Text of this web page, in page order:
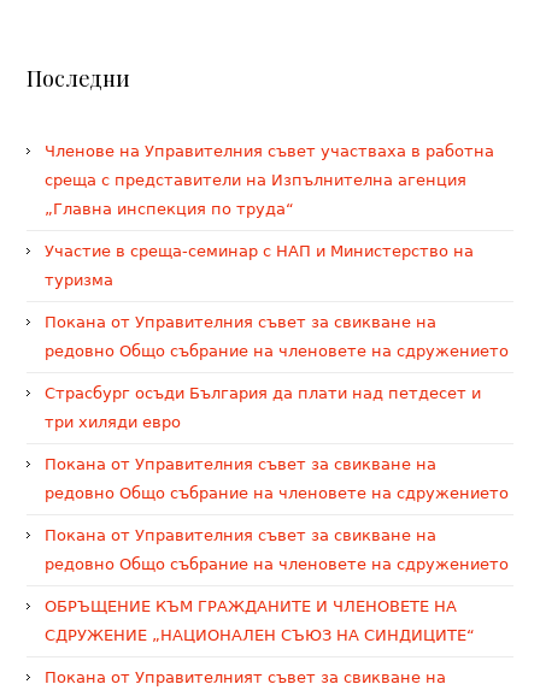
Последни
Членове на Управителния съвет участваха в работна
среща с представители на Изпълнителна агенция
„Главна инспекция по труда“
Участие в среща-семинар с НАП и Министерство на
туризма
Покана от Управителния съвет за свикване на
редовно Общо събрание на членовете на сдружението
Страсбург осъди България да плати над петдесет и
три хиляди евро
Покана от Управителния съвет за свикване на
редовно Общо събрание на членовете на сдружението
Покана от Управителния съвет за свикване на
редовно Общо събрание на членовете на сдружението
ОБРЪЩЕНИЕ КЪМ ГРАЖДАНИТЕ И ЧЛЕНОВЕТЕ НА
СДРУЖЕНИЕ „НАЦИОНАЛЕН СЪЮЗ НА СИНДИЦИТЕ“
Покана от Управителният съвет за свикване на